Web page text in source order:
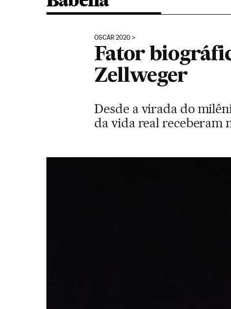
OSCAR 2020
Fator
Zellweger
Desde a virada do
da vida real receberam